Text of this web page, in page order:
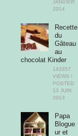
JANVIER
2014
Recette
du
Gâteau
au
chocolat Kinder
143357
VIEWS /
POSTED
13 JUIN
2013
Papa
Blogue
ur et